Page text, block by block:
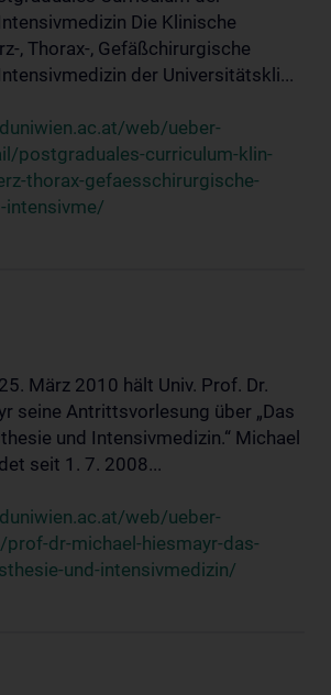
Die Klinische
, Thorax-, Gefäßchirurgische
der Universitätskli...
web/ueber-
postgraduales-curriculum-klin-
thorax-gefaesschirurgische-
intensivme/
März 2010 hält Univ. Prof. Dr.
seine Antrittsvorlesung über „Das
und Intensivmedizin.“ Michael
seit 1. 7. 2008...
web/ueber-
dr-michael-hiesmayr-das-
und-intensivmedizin/